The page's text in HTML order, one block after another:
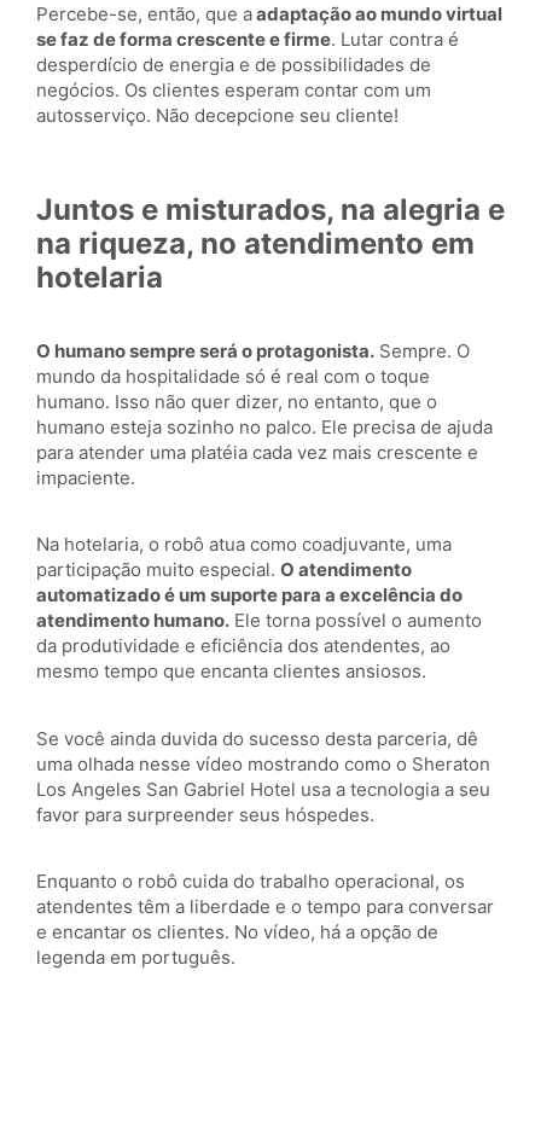
Percebe-se, então, que aadaptação ao mundo virtual
se faz de forma crescente e firme. Lutar contra é
desperdício de energia e de possibilidades de
negócios. Os clientes esperam contar com um
autosserviço. Não decepcione seu cliente!
Juntos e misturados, na alegria e
na riqueza, no atendimento em
hotelaria
O humano sempre será o protagonista. Sempre. O
mundo da hospitalidade só é real com o toque
humano. Isso não quer dizer, no entanto, que o
humano esteja sozinho no palco. Ele precisa de ajuda
para atender uma platéia cada vez mais crescente e
impaciente.
Na hotelaria, o robô atua como coadjuvante, uma
participação muito especial. O atendimento
automatizado é um suporte para a excelência do
atendimento humano. Ele torna possível o aumento
da produtividade e eficiência dos atendentes, ao
mesmo tempo que encanta clientes ansiosos.
Se você ainda duvida do sucesso desta parceria, dê
uma olhada nesse vídeo mostrando como o Sheraton
Los Angeles San Gabriel Hotel usa a tecnologia a seu
favor para surpreender seus hóspedes.
Enquanto o robô cuida do trabalho operacional, os
atendentes têm a liberdade e o tempo para conversar
e encantar os clientes. No vídeo, há a opção de
legenda em português.